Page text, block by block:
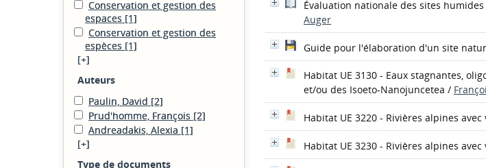
Conservation et gestion des
espaces [1]
Conservation et gestion des
espèces [1]
[+]
Auteurs
Paulin, David [2]
Prud'homme, François [2]
Andreadakis, Alexia [1]
[+]
Type de documents
Évaluation nationale des sites
Auger
Guide pour l'élaboration d'un site
Habitat UE 3130 - Eaux stagnantes,
et/ou des Isoeto-Nanojuncetea /
Habitat UE 3220 - Rivières alpines
Habitat UE 3230 - Rivières alpines